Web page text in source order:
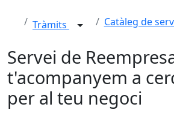
Tràmits Catàleg de
Servei de
t'acompanyem a
per al teu negoci